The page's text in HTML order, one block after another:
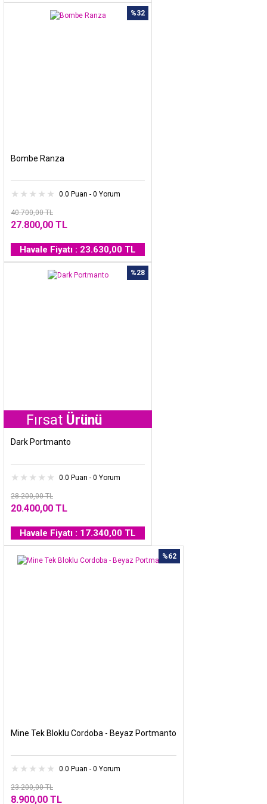
%32
Bombe Ranza
0.0 Puan - 0 Yorum
40.700,00 TL
27.800,00 TL
Havale Fiyatı : 23.630,00 TL
%28
Ürünü
Dark Portmanto
0.0 Puan - 0 Yorum
28.200,00 TL
20.400,00 TL
Havale Fiyatı : 17.340,00 TL
%62
Mine Tek Bloklu Cordoba - Beyaz Portmanto
0.0 Puan - 0 Yorum
23.200,00 TL
8.900,00 TL